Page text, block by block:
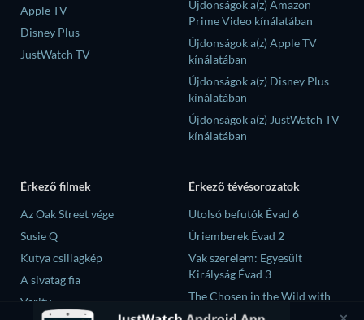
Apple TV
Disney Plus
JustWatch TV
Újdonságok a(z) Amazon
Prime Video kínálatában
Újdonságok a(z) Apple TV
kínálatában
Újdonságok a(z) Disney Plus
kínálatában
Újdonságok a(z) JustWatch TV
kínálatában
Érkező filmek
Az Oak Street vége
Susie Q
Kutya csillagkép
A sivatag fia
Verity
Érkező tévésorozatok
Utolsó befutók Évad 6
Úriemberek Évad 2
Vak szerelem: Egyesült
Királyság Évad 3
The Chosen in the Wild with
Bear Grylls Évad 1